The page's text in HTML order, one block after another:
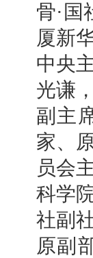
骨·
厦新
中央
光谦
副主
家、
员会
科学
社副
原副